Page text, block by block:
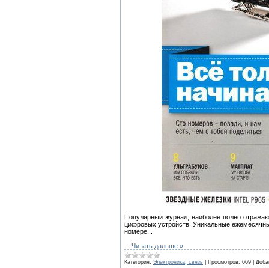
Популярный журнал, наиболее полно
цифровых устройств. Уникальные
номере...
Читать дальше »
Категория: Электроника, связь Просмотров: 669